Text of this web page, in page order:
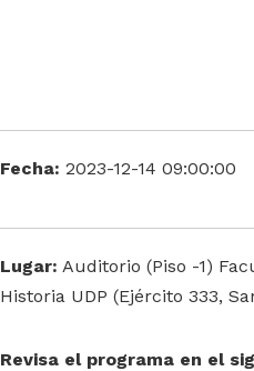
Fecha: 2023-12-14 09:00:00
Lugar: Auditorio (Piso -1)
Historia UDP (Ejército 333,
Revisa el programa en el